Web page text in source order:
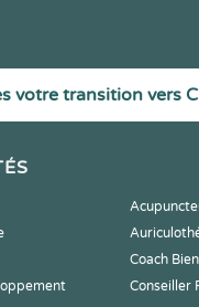
votre transition vers
Coach
Conseiller